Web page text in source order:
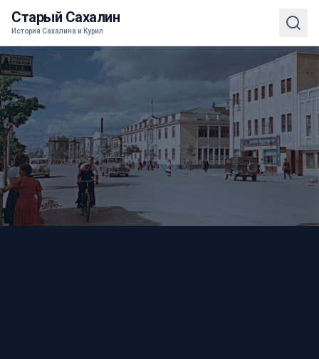
Старый Сахалин
История Сахалина и Курил